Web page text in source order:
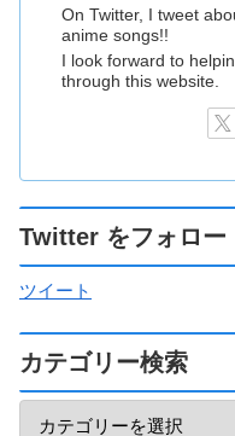
On Twitter, I tweet
anime songs!!
I look forward to
through this website.
Twitter をフォロー
ツイート
カテゴリー検索